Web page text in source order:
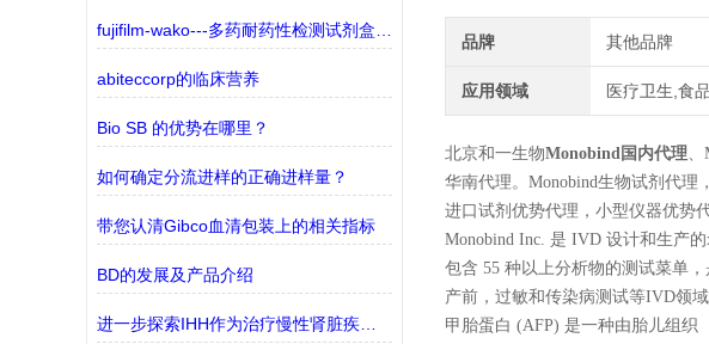
abiteccorp的临床营养
Bio SB 的优势在哪里？
如何确定分流进样的正确进样量？
带您认清Gibco血清包装上的相关指标
BD的发展及产品介绍
进一步探索IHH作为治疗慢性肾脏疾病(CKD)的潜在靶点
品牌 其他品牌
应用领域 医疗卫生,食
北京和一生物Monobind国内代理、
华南代理。 Monobind生物试剂代理，
进口试剂优势代理，小型仪器优势
Monobind Inc. 是 IVD 设计和生产
包含 55 种以上分析物的测试菜单
产前，过敏和传染病测试等IVD领
甲胎蛋白 (AFP) 是一种由胎儿组织